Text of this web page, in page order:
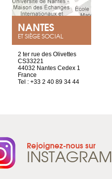
NANTES
ET SIÈGE SOCIAL
2 ter rue des Olivettes
CS33221
44032 Nantes Cedex 1
France
Tel : +33 2 40 89 34 44
Rejoignez-nous sur
INSTAGRAM